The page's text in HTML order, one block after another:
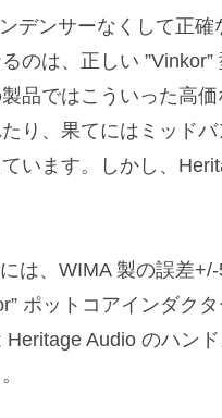
デンサーなくして正
のは、正しい
品ではこういった高
り、果てにはミッド
います。しかし、
は、WIMA 製の誤差
ポットコアインダク
Audio のハン